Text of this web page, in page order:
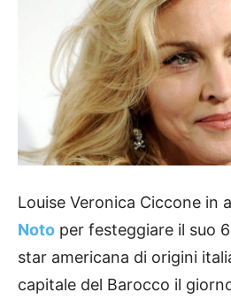
Louise Veronica Ciccone in
Noto per festeggiare il suo
star americana di origini
capitale del Barocco il